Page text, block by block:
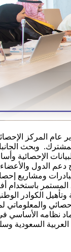
عام المركز
وبحث
الدول
ومشاريع إحصائية
باستخدام
الكوادر
العربية السعودية